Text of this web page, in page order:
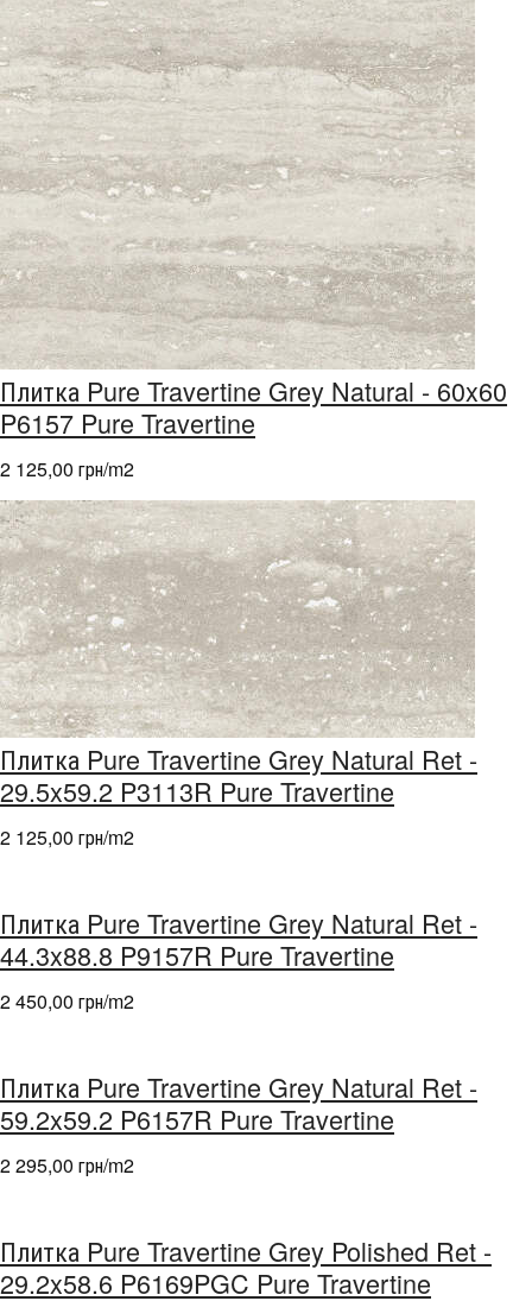
Плитка Pure Travertine Grey Natural - 60x60
P6157 Pure Travertine
2 125,00 грн/m2
Плитка Pure Travertine Grey Natural Ret -
29.5x59.2 P3113R Pure Travertine
2 125,00 грн/m2
Плитка Pure Travertine Grey Natural Ret -
44.3x88.8 P9157R Pure Travertine
2 450,00 грн/m2
Плитка Pure Travertine Grey Natural Ret -
59.2x59.2 P6157R Pure Travertine
2 295,00 грн/m2
Плитка Pure Travertine Grey Polished Ret -
29.2x58.6 P6169PGC Pure Travertine